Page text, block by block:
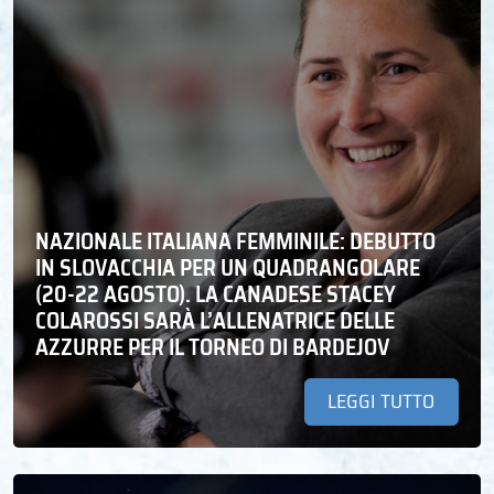
NAZIONALE ITALIANA FEMMINILE: DEBUTTO
IN SLOVACCHIA PER UN QUADRANGOLARE
(20-22 AGOSTO). LA CANADESE STACEY
COLAROSSI SARÀ L’ALLENATRICE DELLE
AZZURRE PER IL TORNEO DI BARDEJOV
LEGGI TUTTO